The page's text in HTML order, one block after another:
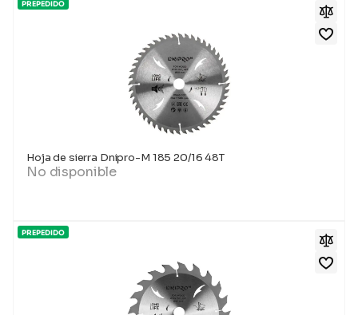
PREPEDIDO
Hoja de sierra Dnipro-M 185 20/16 48T
No disponible
PREPEDIDO